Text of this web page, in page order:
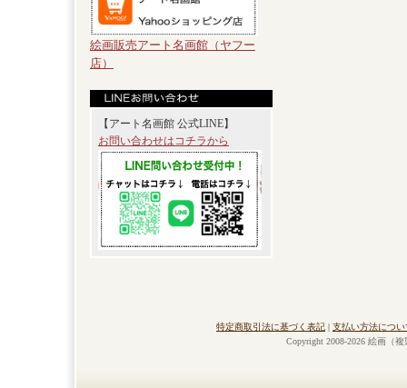
絵画販売アート名画館（ヤフー
店）
【アート名画館 公式LINE】
お問い合わせはコチラから
特定商取引法に基づく表記 | 支払い方法につい
Copyright 2008-2026 絵画（